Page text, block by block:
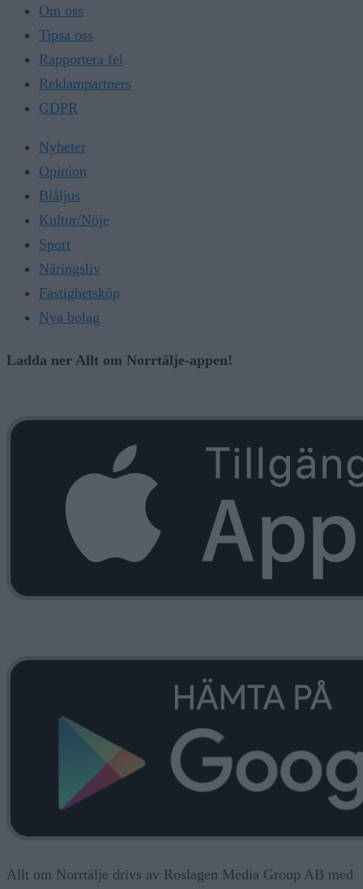
Om oss
Tipsa oss
Rapportera fel
Reklampartners
GDPR
Nyheter
Opinion
Blåljus
Kultur/Nöje
Sport
Näringsliv
Fastighetsköp
Nya bolag
Ladda ner Allt om Norrtälje-appen!
Allt om Norrtälje drivs av Roslagen Media Group AB med